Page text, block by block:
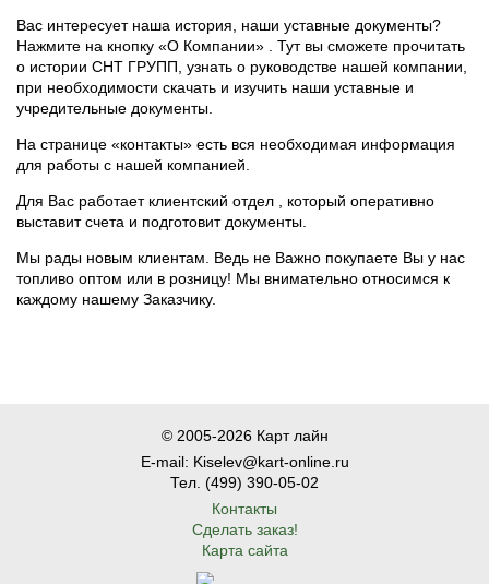
Вас интересует наша история, наши уставные документы?
Нажмите на кнопку «О Компании» . Тут вы сможете прочитать
о истории СНТ ГРУПП, узнать о руководстве нашей компании,
при необходимости скачать и изучить наши уставные и
учредительные документы.
На странице «контакты» есть вся необходимая информация
для работы с нашей компанией.
Для Вас работает клиентский отдел , который оперативно
выставит счета и подготовит документы.
Мы рады новым клиентам. Ведь не Важно покупаете Вы у нас
топливо оптом или в розницу! Мы внимательно относимся к
каждому нашему Заказчику.
© 2005-2026 Карт лайн
E-mail: Kiselev@kart-online.ru
Тел. (499) 390-05-02
Контакты
Сделать заказ!
Карта сайта